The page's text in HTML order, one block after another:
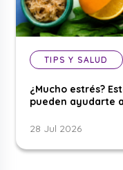
TIPS Y SALUD
¿Mucho estrés?
pueden ayudarte
28 Jul 2026